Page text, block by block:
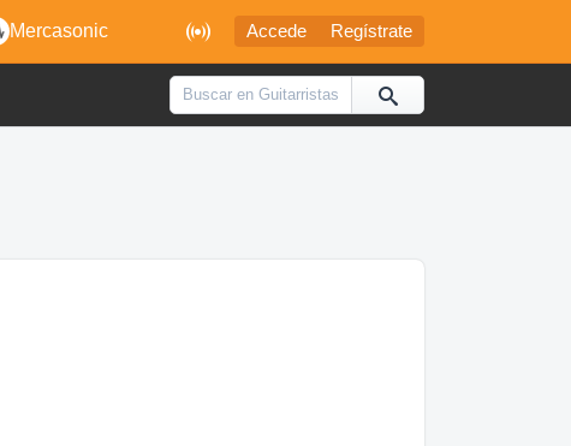
 Accede Regístrate
Mercasonic